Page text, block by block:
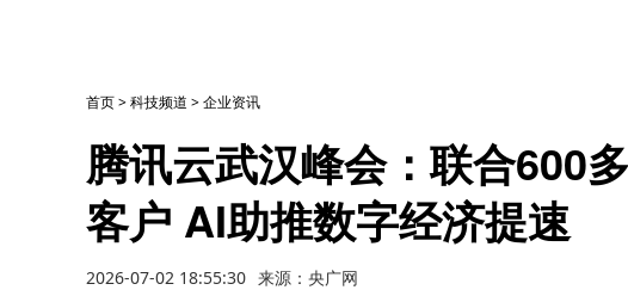
首页>科技频道 >企业资讯
腾讯云武汉峰会：联合600
客户 AI助推数字经济提速
2026-07-02 18:55:30 来源：央广网